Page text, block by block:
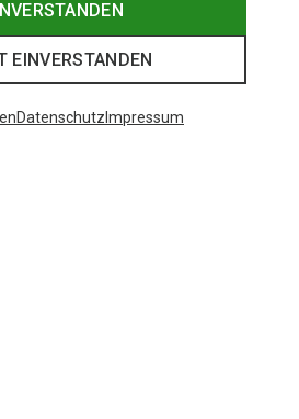
EINVERSTANDEN
Datenschutz Impressum